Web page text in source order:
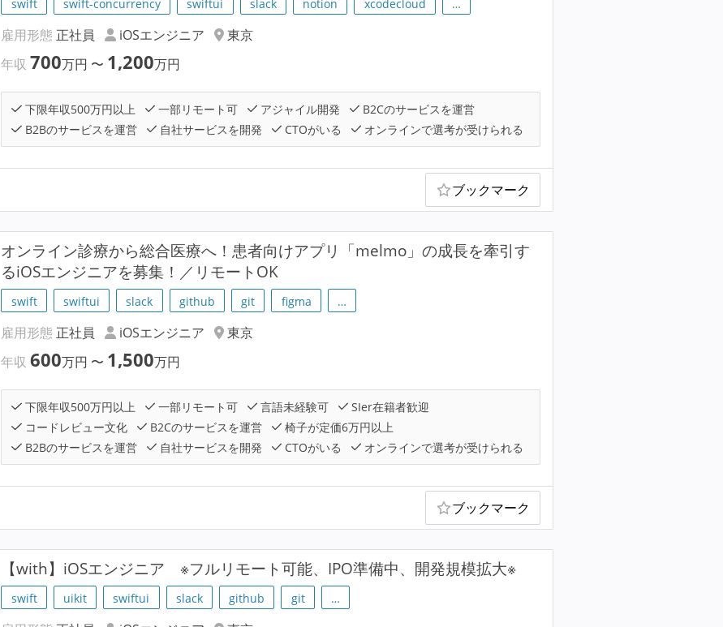
swift swift-concurrency swiftui slack notion xcodecloud …
雇用形態 正社員 iOSエンジニア
東京
年収700万円 〜 1,200万円
下限年収500万円以上 一部リモート可 アジャイル開発
B2Cのサービスを運営
B2Bのサービスを運営
自社サービスを開発 CTOがいる オンラインで選考が受けられる
ブックマーク
オンライン診療から総合医療へ！患者向けアプリ「melmo」の成長を牽引す
るiOSエンジニアを募集！／リモートOK
swift swiftui slack github git figma …
雇用形態 正社員 iOSエンジニア
東京
年収600万円 〜 1,500万円
下限年収500万円以上 一部リモート可 言語未経験可
SIer在籍者歓迎
コードレビュー文化
B2Cのサービスを運営
椅子が定価6万円以上
B2Bのサービスを運営
自社サービスを開発 CTOがいる オンラインで選考が受けられる
ブックマーク
【with】iOSエンジニア ※フルリモート可能、IPO準備中、開発規模拡大※
swift uikit swiftui slack github git …